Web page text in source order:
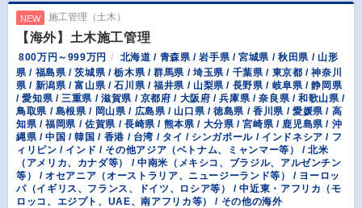
NEW 施工管理（土木）
【海外】土木施工管理
800万円～999万円
北海道 / 青森県 / 岩手県 / 宮城県 / 秋田県 / 山形
県 / 福島県 / 茨城県 / 栃木県 / 群馬県 / 埼玉県 / 千葉県 / 東京都 / 神奈川
県 / 新潟県 / 富山県 / 石川県 / 福井県 / 山梨県 / 長野県 / 岐阜県 / 静岡県
/ 愛知県 / 三重県 / 滋賀県 / 京都府 / 大阪府 / 兵庫県 / 奈良県 / 和歌山県 /
鳥取県 / 島根県 / 岡山県 / 広島県 / 山口県 / 徳島県 / 香川県 / 愛媛県 / 高
知県 / 福岡県 / 佐賀県 / 長崎県 / 熊本県 / 大分県 / 宮崎県 / 鹿児島県 / 沖
縄県 / 中国 / 韓国 / 香港 / 台湾 / タイ / シンガポール / インドネシア / フ
ィリピン / インド / その他アジア（ベトナム、ミャンマー等） / 北米
（アメリカ、カナダ等） / 中南米（メキシコ、ブラジル、アルゼンチン
等） / オセアニア（オーストラリア、ニュージーランド等） / ヨーロッ
パ（イギリス、フランス、ドイツ、ロシア等） / 中近東・アフリカ（モ
ロッコ、エジプト、UAE、南アフリカ等） / その他の海外